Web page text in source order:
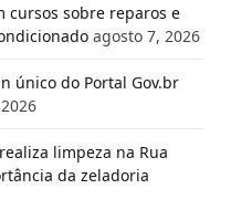
cursos sobre reparos e
agosto 7, 2026
único do Portal Gov.br
limpeza na Rua
da zeladoria